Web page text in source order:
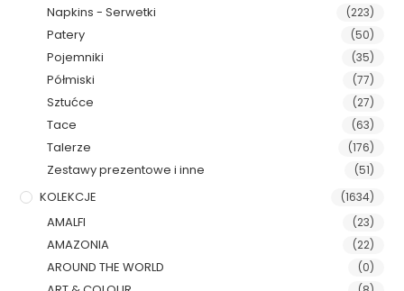
Napkins - Serwetki (223)
Patery (50)
Pojemniki (35)
Półmiski (77)
Sztućce (27)
Tace (63)
Talerze (176)
Zestawy prezentowe i inne (51)
KOLEKCJE (1634)
AMALFI (23)
AMAZONIA (22)
AROUND THE WORLD (0)